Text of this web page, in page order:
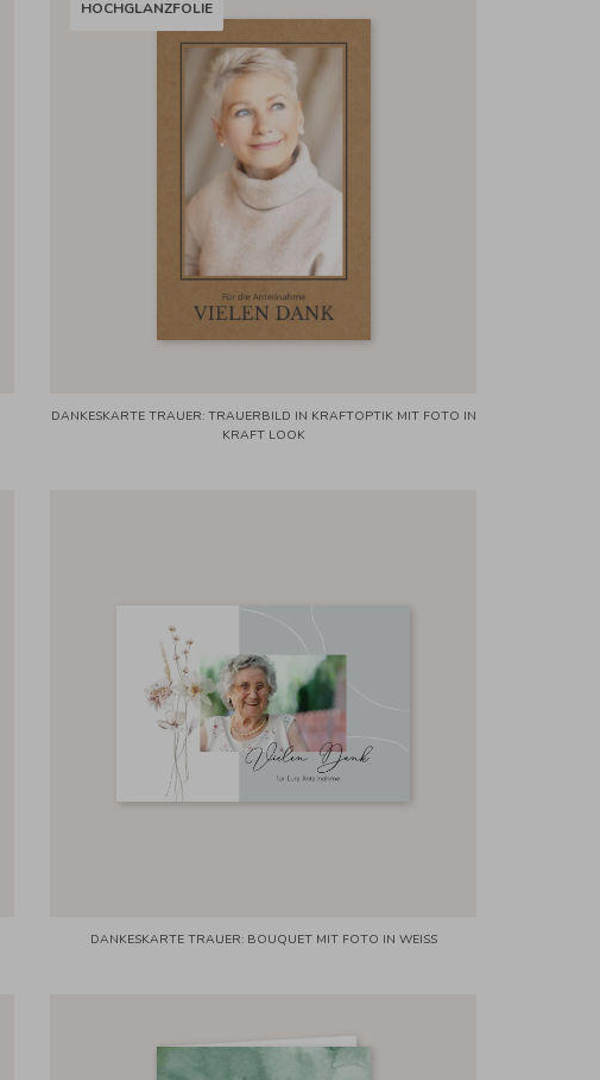
HOCHGLANZFOLIE
DANKESKARTE TRAUER: TRAUERBILD IN KRAFTOPTIK MIT FOTO IN
KRAFT LOOK
DANKESKARTE TRAUER: BOUQUET MIT FOTO IN WEISS